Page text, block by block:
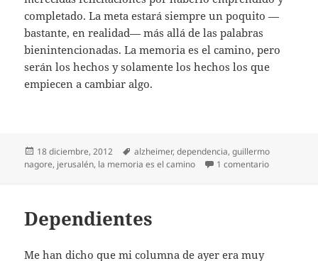
completado. La meta estará siempre un poquito —
bastante, en realidad— más allá de las palabras
bienintencionadas. La memoria es el camino, pero
serán los hechos y solamente los hechos los que
empiecen a cambiar algo.
Publicado
el
18 diciembre, 2012 Etiquetas
alzheimer,dependencia,guillermo
nagore, jerusalén, la memoria es el camino 1 comentarioen Los
Dependientes
Me han dicho que mi columna de ayer era muy